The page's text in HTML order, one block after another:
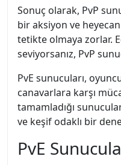
Sonuç olarak, PvP
bir aksiyon ve
tetikte olmaya zorlar.
seviyorsanız, PvP
PvE sunucuları,
canavarlara karşı
tamamladığı
ve keşif odaklı bir
PvE